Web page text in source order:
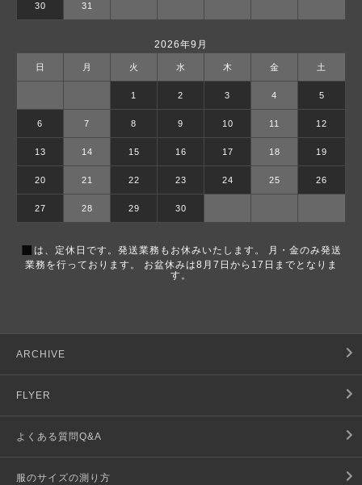
30 31
2026年9月
日 月 火 水 木 金 土
1 2 3 4 5
6 7 8 9 10 11 12
13 14 15 16 17 18 19
20 21 22 23 24 25 26
27 28 29 30
■ は、定休日です。発送業務もお休みいたします。 月・金のみ発送
業務を行っております。 お盆休みは8月7日から17日までとなりま
す。
ARCHIVE
FLYER
よくある質問Q&A
服のサイズの測り方